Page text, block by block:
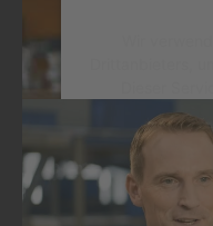
Aktivitäten
Details durch
des